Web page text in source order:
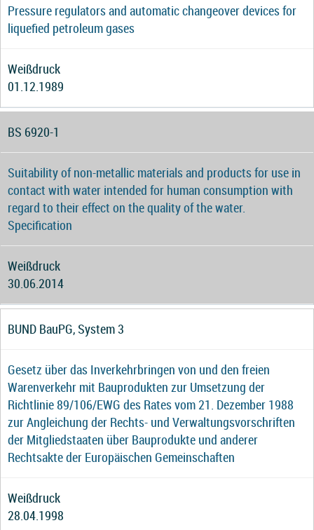
Pressure regulators and automatic changeover devices for
liquefied petroleum gases
Weißdruck
01.12.1989
BS 6920-1
Suitability of non-metallic materials and products for use in
contact with water intended for human consumption with
regard to their effect on the quality of the water.
Specification
Weißdruck
30.06.2014
BUND BauPG, System 3
Gesetz über das Inverkehrbringen von und den freien
Warenverkehr mit Bauprodukten zur Umsetzung der
Richtlinie 89/106/EWG des Rates vom 21. Dezember 1988
zur Angleichung der Rechts- und Verwaltungsvorschriften
der Mitgliedstaaten über Bauprodukte und anderer
Rechtsakte der Europäischen Gemeinschaften
Weißdruck
28.04.1998